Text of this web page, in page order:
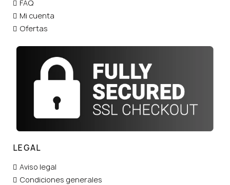
FAQ
Mi cuenta
Ofertas
LEGAL
Aviso legal
Condiciones generales